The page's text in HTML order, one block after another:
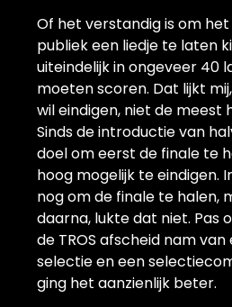
Of het verstandig is om
publiek een liedje te laten
uiteindelijk in ongeveer 40
moeten scoren. Dat lijkt
wil eindigen, niet de meest
Sinds de introductie van
doel om eerst de finale te
hoog mogelijk te eindigen.
nog om de finale te halen,
daarna, lukte dat niet. Pas
de TROS afscheid nam
selectie en een
ging het aanzienlijk beter.